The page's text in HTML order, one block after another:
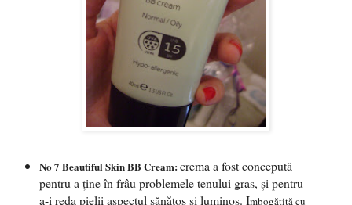
No 7 Beautiful Skin BB Cream: crema a fost concepută
pentru a ţine în frâu problemele tenului gras, şi pentru
a-i reda pielii aspectul sănătos şi luminos. Imbogăţită cu